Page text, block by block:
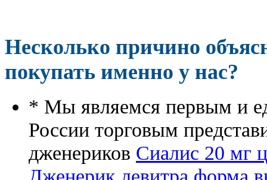
Несколько причино
покупать именно у нас?
* Мы являемся первым и
России торговым
дженериков Сиалис 20 мг